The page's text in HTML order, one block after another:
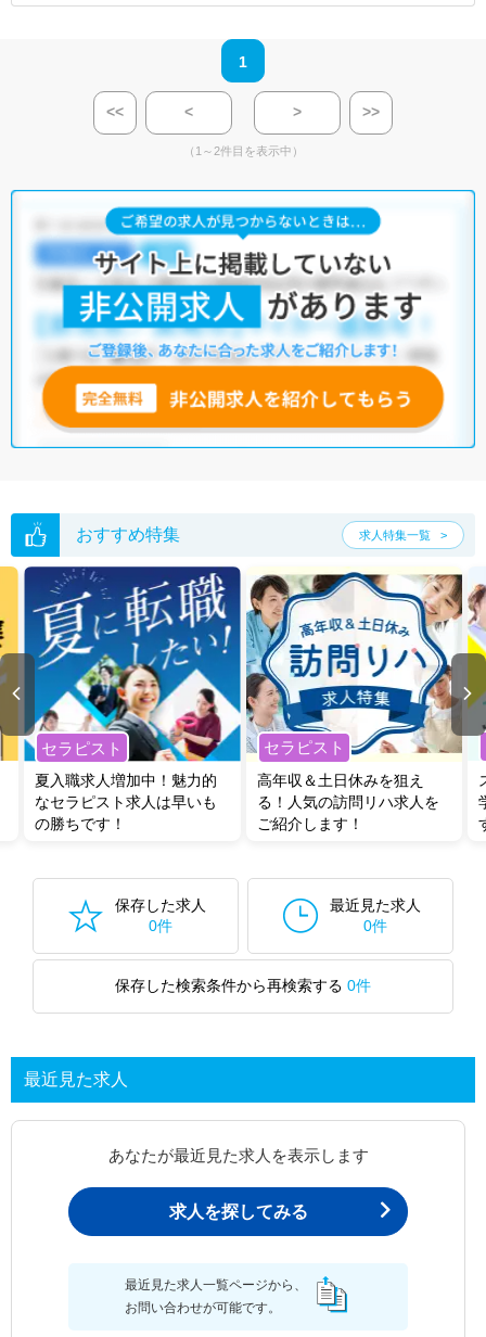
1
<< < > >>
（1～2件目を表示中）
おすすめ特集 求人特集一覧
セラピスト
夏入職求人増加中！魅力的
なセラピスト求人は早いも
の勝ちです！
セラピスト
高年収＆土日休みを狙え
る！人気の訪問リハ求人を
ご紹介します！
保存した求人
0件
最近見た求人
0件
保存した検索条件から再検索する 0件
最近見た求人
あなたが最近見た求人を表示します
求人を探してみる
最近見た求人一覧ページから、
お問い合わせが可能です。